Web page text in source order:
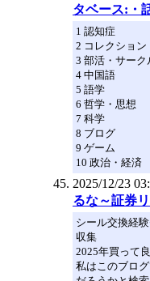
タベース:・
1 認知症
2 コレクション
3 部活・サーク
4 中国語
5 語学
6 哲学・思想
7 科学
8 ブログ
9 ゲーム
10 政治・経済
2025/12/23
るな～証券
シール交換経
収集
2025年買って
私はこのブロ